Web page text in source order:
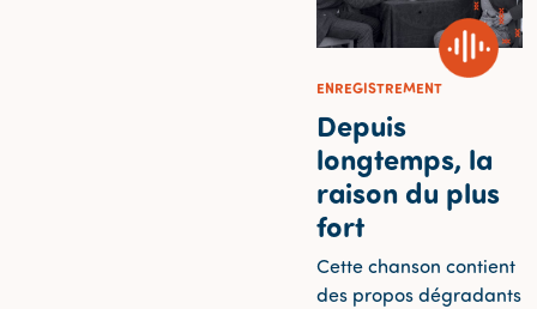
ENREGISTREMENT
Depuis
longtemps, la
raison du plus
fort
Cette chanson contient
des propos dégradants